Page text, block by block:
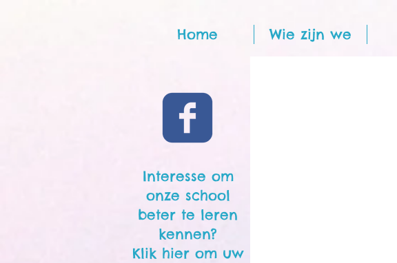
Home Wie zijn we
Interesse om
onze school
beter te leren
kennen?
Klik hier om uw